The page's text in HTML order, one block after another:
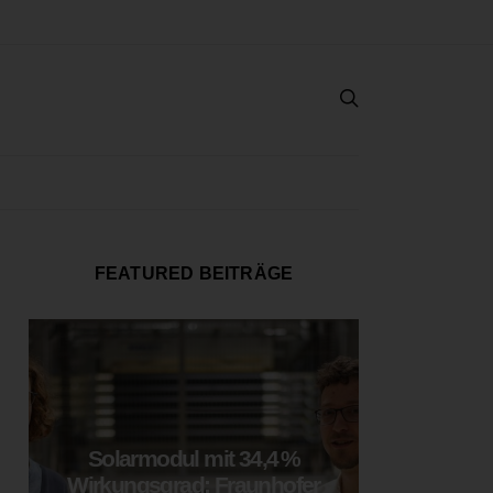
FEATURED BEITRÄGE
Solarmodul mit 34,4 %
Wirkungsgrad: Fraunhofer